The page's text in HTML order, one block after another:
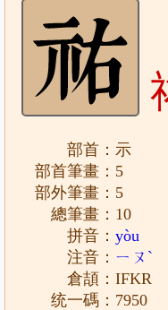
部首：示
部首筆畫：5
部外筆畫：5
總筆畫：10
拼音：yòu
注音： ㄧㄡˋ
倉頡：IFKR
统一碼：7950